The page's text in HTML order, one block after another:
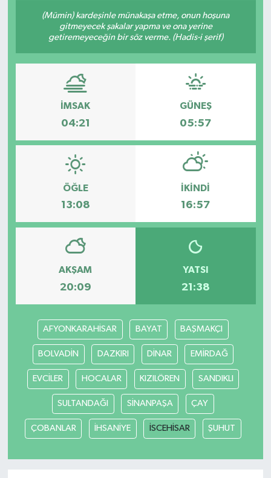
(Mümin) kardeşinle münakaşa etme, onun hoşuna
gitmeyecek şakalar yapma ve ona yerine
getiremeyeceğin bir söz verme. (Hadis-i şerif)
İMSAK
04:21
GÜNEŞ
05:57
ÖĞLE
13:08
İKINDI
16:57
AKŞAM
20:09
YATSI
21:38
AFYONKARAHİSAR BAYAT BAŞMAKÇI
BOLVADİN DAZKIRI DİNAR EMİRDAĞ
EVCİLER HOCALAR KIZILÖREN SANDIKLI
SULTANDAĞI SİNANPAŞA ÇAY
ÇOBANLAR İHSANİYE İSCEHİSAR ŞUHUT